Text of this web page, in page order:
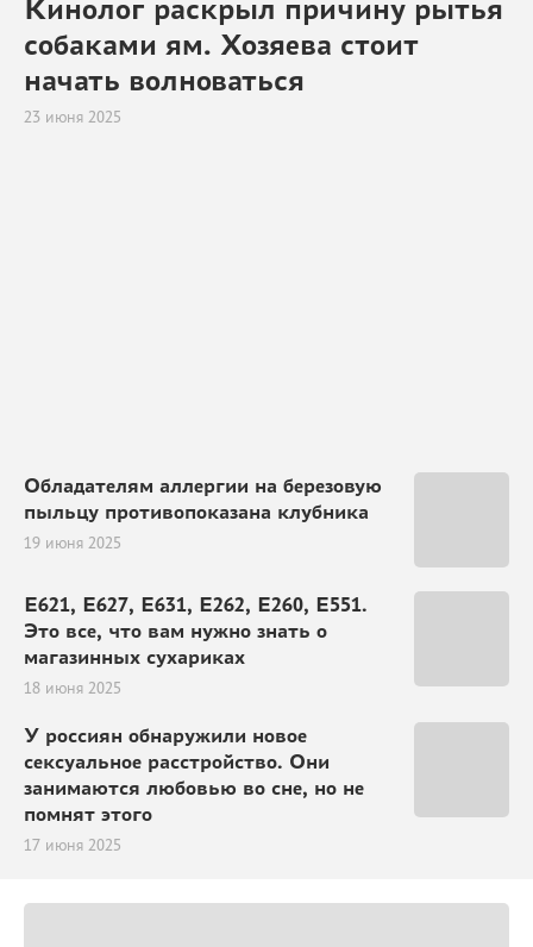
Кинолог раскрыл причину рытья
собаками ям. Хозяева стоит
начать волноваться
23 июня 2025
Обладателям аллергии на березовую
пыльцу противопоказана клубника
19 июня 2025
Е621, Е627, Е631, Е262, Е260, Е551.
Это все, что вам нужно знать о
магазинных сухариках
18 июня 2025
У россиян обнаружили новое
сексуальное расстройство. Они
занимаются любовью во сне, но не
помнят этого
17 июня 2025